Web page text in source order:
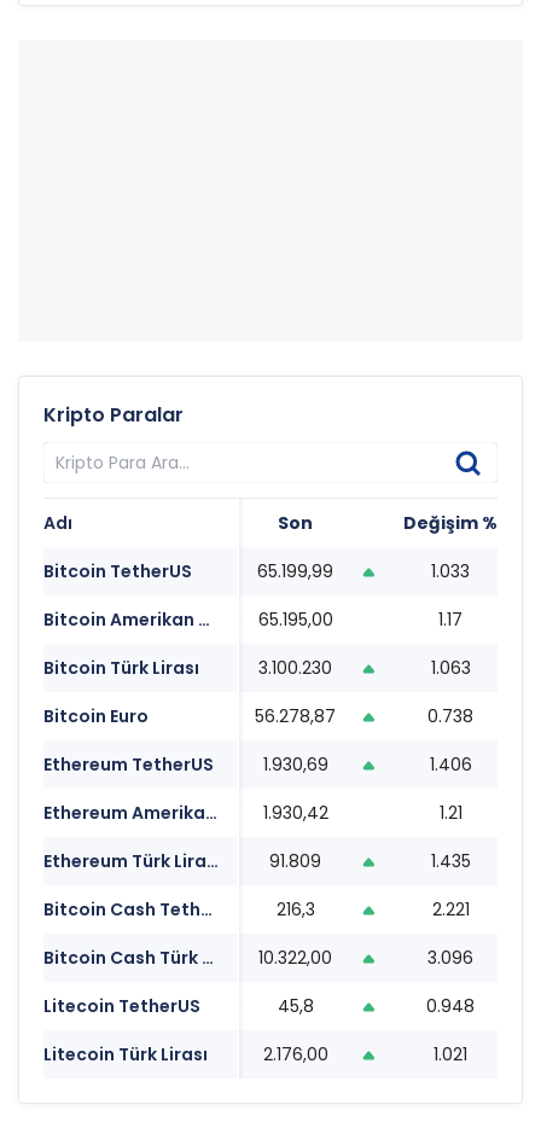
Kripto Paralar
Adı Son Değişim %
Bitcoin TetherUS
65.199,99 1.033
Bitcoin Amerikan Doları
65.195,00 1.17
Bitcoin Türk Lirası
3.100.230 1.063
Bitcoin Euro
56.278,87 0.738
Ethereum TetherUS
1.930,69 1.406
Ethereum Amerikan Doları
1.930,42 1.21
Ethereum Türk Lirası
91.809 1.435
Bitcoin Cash TetherUS
216,3 2.221
Bitcoin Cash Türk Lirası
10.322,00 3.096
Litecoin TetherUS
45,8 0.948
Litecoin Türk Lirası
2.176,00 1.021